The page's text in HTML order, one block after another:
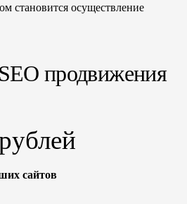
становится осуществление
продвижения
сайтов